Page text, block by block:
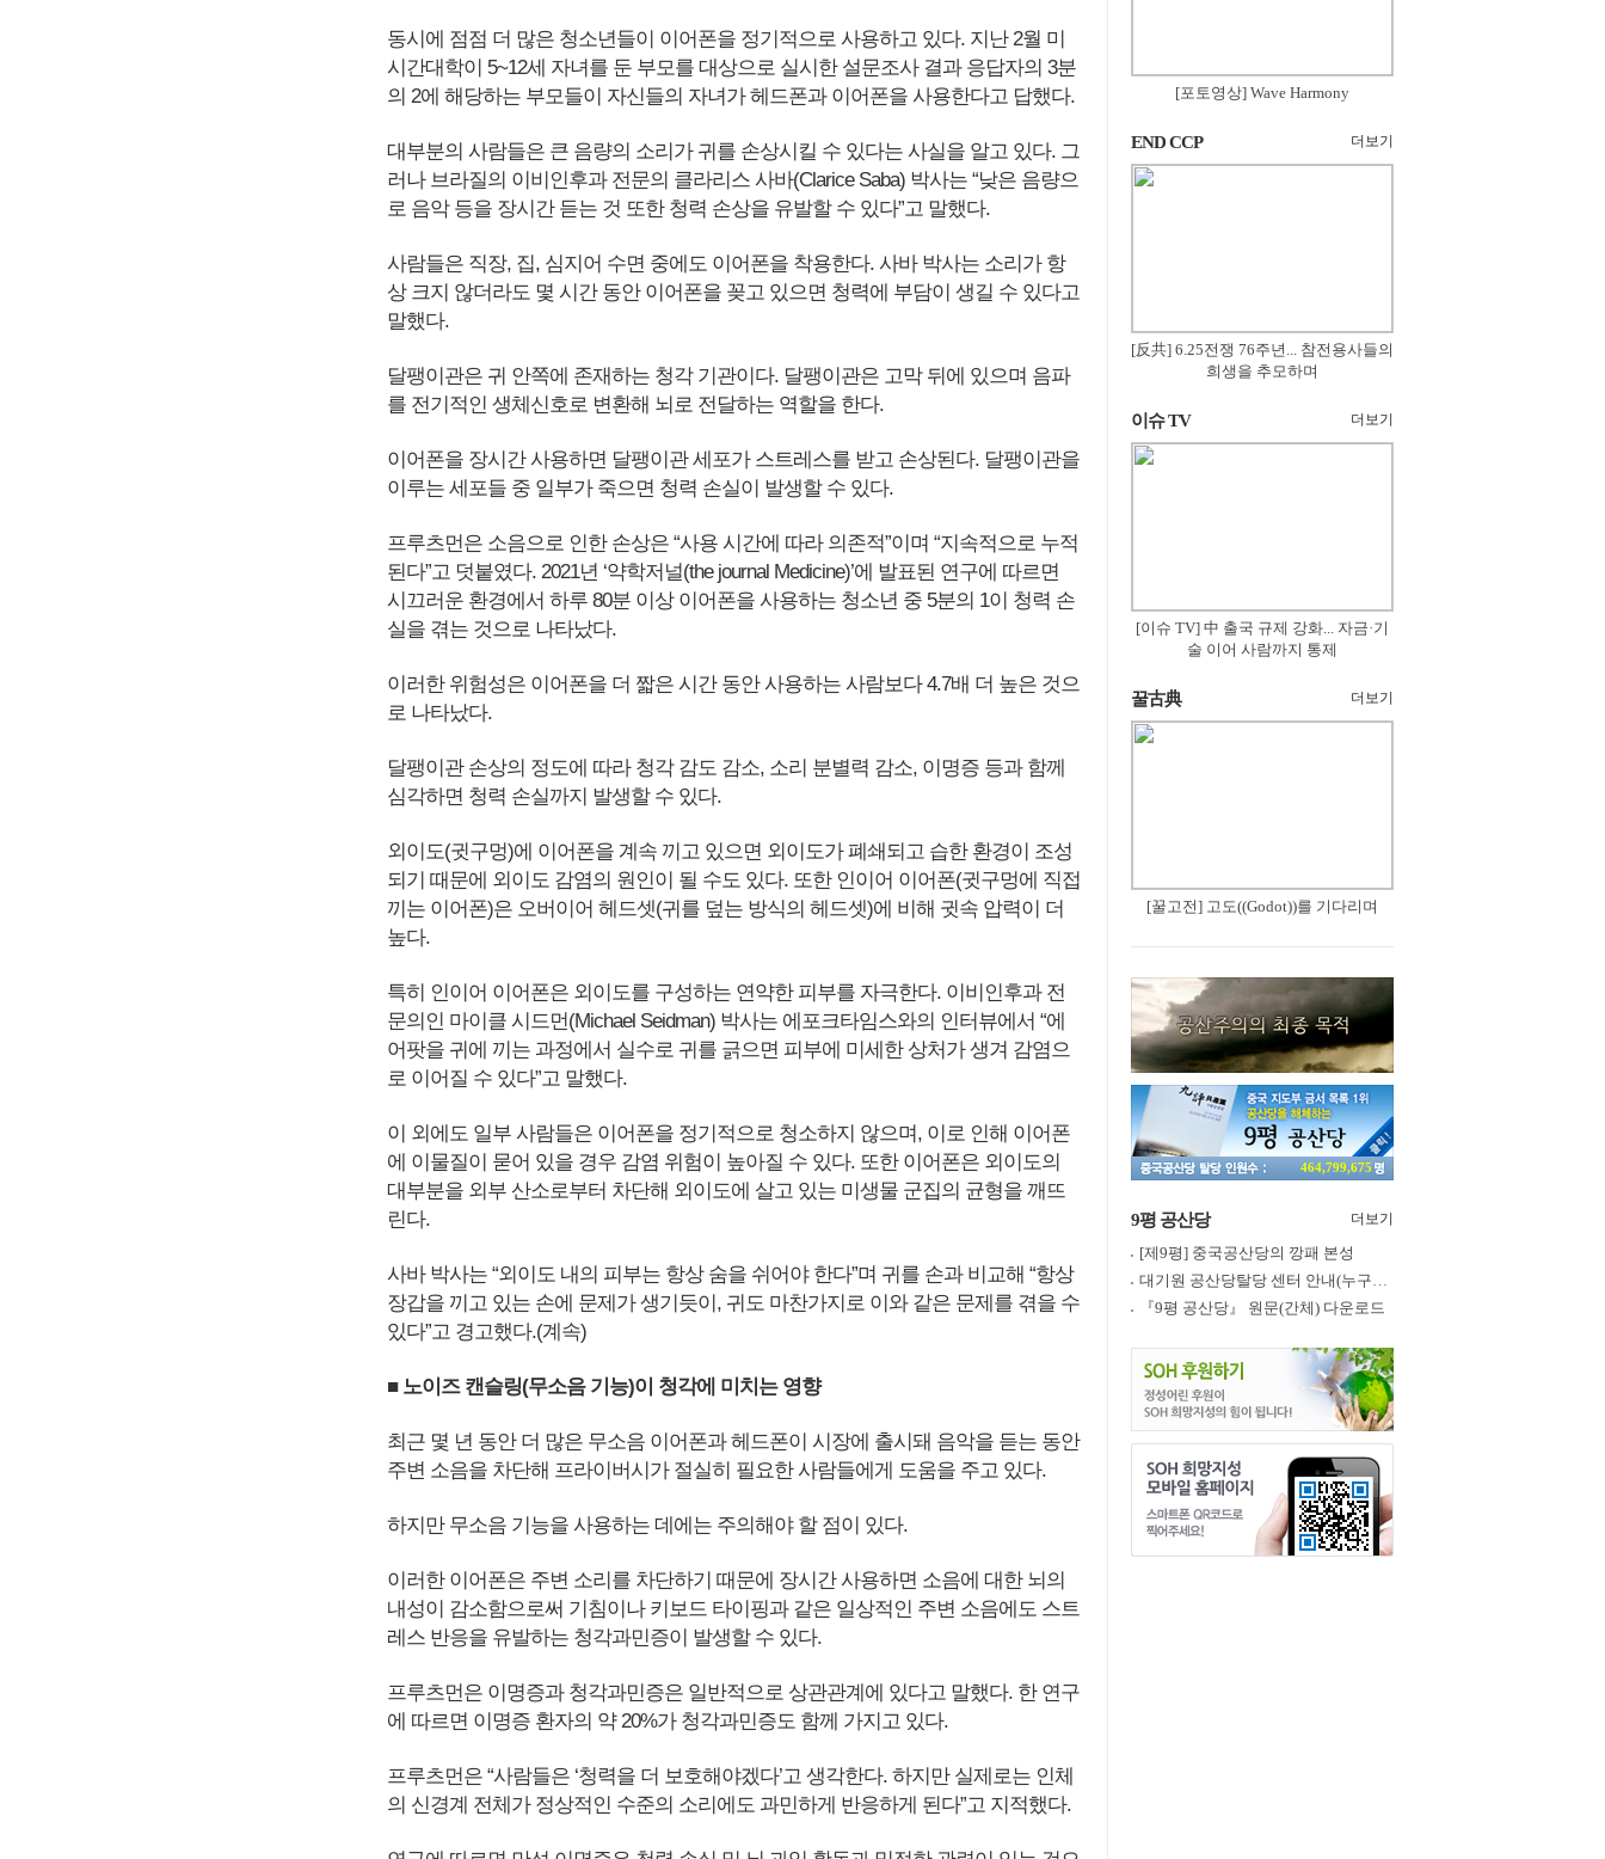
동시에 점점 더 많은 청소년들이 이어폰을 정기적으로 사용하고 있다. 지난 2월 미
시간대학이 5~12세 자녀를 둔 부모를 대상으로 실시한 설문조사 결과 응답자의 3분
의 2에 해당하는 부모들이 자신들의 자녀가 헤드폰과 이어폰을 사용한다고 답했다.
대부분의 사람들은 큰 음량의 소리가 귀를 손상시킬 수 있다는 사실을 알고 있다. 그
러나 브라질의 이비인후과 전문의 클라리스 사바(Clarice Saba) 박사는 “낮은 음량으
로 음악 등을 장시간 듣는 것 또한 청력 손상을 유발할 수 있다”고 말했다.
사람들은 직장, 집, 심지어 수면 중에도 이어폰을 착용한다. 사바 박사는 소리가 항
상 크지 않더라도 몇 시간 동안 이어폰을 꽂고 있으면 청력에 부담이 생길 수 있다고
말했다.
달팽이관은 귀 안쪽에 존재하는 청각 기관이다. 달팽이관은 고막 뒤에 있으며 음파
를 전기적인 생체신호로 변환해 뇌로 전달하는 역할을 한다.
이어폰을 장시간 사용하면 달팽이관 세포가 스트레스를 받고 손상된다. 달팽이관을
이루는 세포들 중 일부가 죽으면 청력 손실이 발생할 수 있다.
프루츠먼은 소음으로 인한 손상은 “사용 시간에 따라 의존적”이며 “지속적으로 누적
된다”고 덧붙였다. 2021년 ‘약학저널(the journal Medicine)’에 발표된 연구에 따르면
시끄러운 환경에서 하루 80분 이상 이어폰을 사용하는 청소년 중 5분의 1이 청력 손
실을 겪는 것으로 나타났다.
이러한 위험성은 이어폰을 더 짧은 시간 동안 사용하는 사람보다 4.7배 더 높은 것으
로 나타났다.
달팽이관 손상의 정도에 따라 청각 감도 감소, 소리 분별력 감소, 이명증 등과 함께
심각하면 청력 손실까지 발생할 수 있다.
외이도(귓구멍)에 이어폰을 계속 끼고 있으면 외이도가 폐쇄되고 습한 환경이 조성
되기 때문에 외이도 감염의 원인이 될 수도 있다. 또한 인이어 이어폰(귓구멍에 직접
끼는 이어폰)은 오버이어 헤드셋(귀를 덮는 방식의 헤드셋)에 비해 귓속 압력이 더
높다.
특히 인이어 이어폰은 외이도를 구성하는 연약한 피부를 자극한다. 이비인후과 전
문의인 마이클 시드먼(Michael Seidman) 박사는 에포크타임스와의 인터뷰에서 “에
어팟을 귀에 끼는 과정에서 실수로 귀를 긁으면 피부에 미세한 상처가 생겨 감염으
로 이어질 수 있다”고 말했다.
이 외에도 일부 사람들은 이어폰을 정기적으로 청소하지 않으며, 이로 인해 이어폰
에 이물질이 묻어 있을 경우 감염 위험이 높아질 수 있다. 또한 이어폰은 외이도의
대부분을 외부 산소로부터 차단해 외이도에 살고 있는 미생물 군집의 균형을 깨뜨
린다.
사바 박사는 “외이도 내의 피부는 항상 숨을 쉬어야 한다”며 귀를 손과 비교해 “항상
장갑을 끼고 있는 손에 문제가 생기듯이, 귀도 마찬가지로 이와 같은 문제를 겪을 수
있다”고 경고했다.(계속)
■ 노이즈 캔슬링(무소음 기능)이 청각에 미치는 영향
최근 몇 년 동안 더 많은 무소음 이어폰과 헤드폰이 시장에 출시돼 음악을 듣는 동안
주변 소음을 차단해 프라이버시가 절실히 필요한 사람들에게 도움을 주고 있다.
하지만 무소음 기능을 사용하는 데에는 주의해야 할 점이 있다.
이러한 이어폰은 주변 소리를 차단하기 때문에 장시간 사용하면 소음에 대한 뇌의
내성이 감소함으로써 기침이나 키보드 타이핑과 같은 일상적인 주변 소음에도 스트
레스 반응을 유발하는 청각과민증이 발생할 수 있다.
프루츠먼은 이명증과 청각과민증은 일반적으로 상관관계에 있다고 말했다. 한 연구
에 따르면 이명증 환자의 약 20%가 청각과민증도 함께 가지고 있다.
프루츠먼은 “사람들은 ‘청력을 더 보호해야겠다’고 생각한다. 하지만 실제로는 인체
의 신경계 전체가 정상적인 수준의 소리에도 과민하게 반응하게 된다”고 지적했다.
[포토영상] Wave Harmony
END CCP 더보기
[反共] 6.25전쟁 76주년... 참전용사들의
희생을 추모하며
이슈 TV 더보기
[이슈 TV] 中 출국 규제 강화... 자금·기
술 이어 사람까지 통제
꿀古典 더보기
[꿀고전] 고도((Godot))를 기다리며
464,799,675
9평 공산당 더보기
[제9평] 중국공산당의 깡패 본성
대기원 공산당탈당 센터 안내(누구나 쉽게 退黨, 退團, 退隊 가능)
『9평 공산당』 원문(간체) 다운로드